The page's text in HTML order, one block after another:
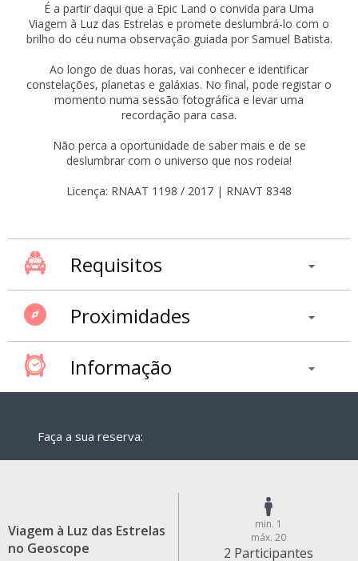
É a partir daqui que a Epic Land o convida para Uma
Viagem à Luz das Estrelas e promete deslumbrá-lo com o
brilho do céu numa observação guiada por Samuel Batista.
Ao longo de duas horas, vai conhecer e identificar
constelações, planetas e galáxias. No final, pode registar o
momento numa sessão fotográfica e levar uma
recordação para casa.
Não perca a oportunidade de saber mais e de se
deslumbrar com o universo que nos rodeia!
Licença: RNAAT 1198 / 2017 | RNAVT 8348
Requisitos
Proximidades
Informação
Faça a sua reserva:
Viagem à Luz das Estrelas
no Geoscope
min. 1
máx. 20
2 Participantes